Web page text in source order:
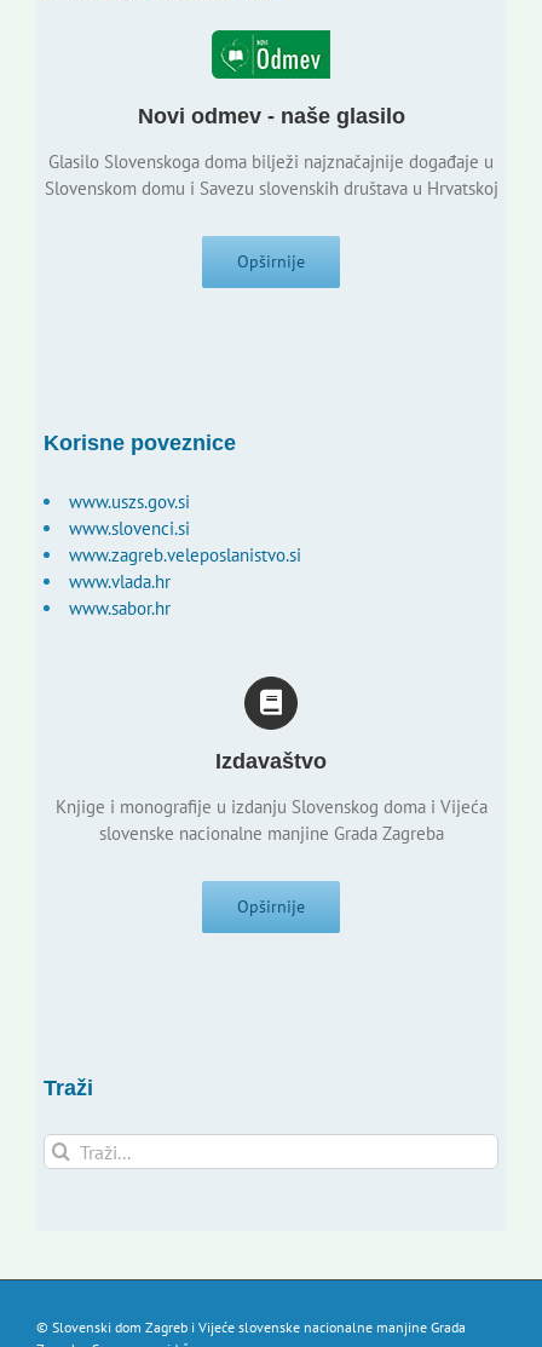
Novi odmev - naše glasilo
Glasilo Slovenskoga doma bilježi najznačajnije događaje u
Slovenskom domu i Savezu slovenskih društava u Hrvatskoj
Opširnije
Korisne poveznice
www.uszs.gov.si
www.slovenci.si
www.zagreb.veleposlanistvo.si
www.vlada.hr
www.sabor.hr
Izdavaštvo
Knjige i monografije u izdanju Slovenskog doma i Vijeća
slovenske nacionalne manjine Grada Zagreba
Opširnije
Traži
Traži...
© Slovenski dom Zagreb i Vijeće slovenske nacionalne manjine Grada